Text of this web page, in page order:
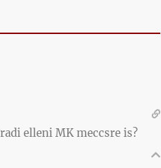
elleni MK meccsre is?